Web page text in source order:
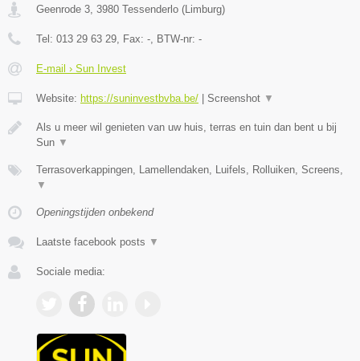
Geenrode 3 3980 Tessenderlo ( Limburg)
Tel: 013 29 63 29 , Fax: - , BTW-nr: -
E-mail › Sun Invest
Website: https://suninvestbvba.be/ Screenshot ▼
Als u meer wil genieten van uw huis, terras en tuin dan bent u bij
Sun ▼
Terrasoverkappingen, Lamellendaken, Luifels, Rolluiken, Screens,
▼
Openingstijden onbekend
Laatste facebook posts ▼
Sociale media: